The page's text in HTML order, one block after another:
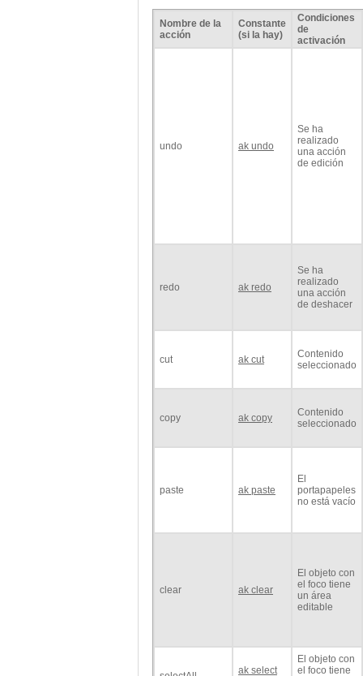
Nombre de la
acción
Constante
(si la hay)
Condiciones
de
activación
undo ak undo
Se ha
realizado
una acción
de edición
redo ak redo
Se ha
realizado
una acción
de deshacer
cut ak cut
Contenido
seleccionado
copy ak copy
Contenido
seleccionado
paste ak paste
El
portapapeles
no está vacío
clear ak clear
El objeto con
el foco tiene
un área
editable
ak select
El objeto con
el foco tiene